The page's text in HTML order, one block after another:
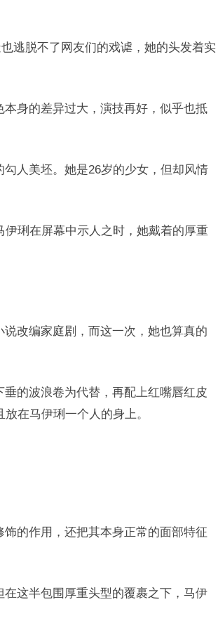
逃脱不了网友们的戏谑，她的头发着实
身的差异过大，演技再好，似乎也抵
人美坯。她是26岁的少女，但却风情
琍在屏幕中示人之时，她戴着的厚重
改编家庭剧，而这一次，她也算真的
的波浪卷为代替，再配上红嘴唇红皮
在马伊琍一个人的身上。
的作用，还把其本身正常的面部特征
这半包围厚重头型的覆裹之下，马伊